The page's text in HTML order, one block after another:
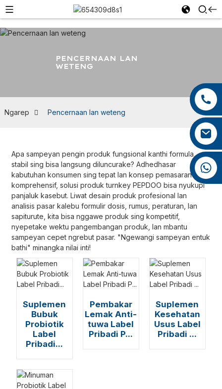
+86 13959222339
+86 0592 5599526
+86 18965423693
PENCERNAAN LAN
WETENG
Ngarep Pencernaan lan weteng
Apa sampeyan pengin produk fungsional kanthi formula
stabil sing bisa langsung diluncurake? Adhedhasar
kabutuhan konsumen sing tepat lan konsep pemasaran sing
komprehensif, solusi produk turnkey PEPDOO bisa nyukupi
panjaluk kasebut. Liwat desain produk profesional lan
analisis pasar kalebu formulir dosis, rumus, peraturan, lan
sapiturute, kita bisa nggawe produk sing kompetitif,
nyepetake wektu pangembangan produk, lan mbantu
sampeyan cepet ngrebut pasar. "Ngewangi sampeyan entuk
bathi" minangka nilai inti!
Suplemen
Bubuk
Probiotik
Label
Pribadi...
Pembakar
Lemak Anti-
tuwa Label
Pribadi P...
Suplemen
Kesehatan
Usus Label
Pribadi ...